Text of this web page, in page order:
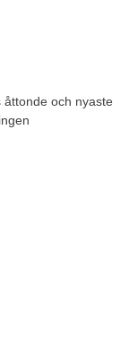
åttonde och nyaste